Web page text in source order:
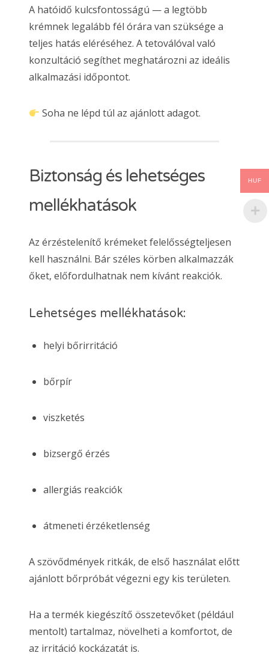
A hatóidő kulcsfontosságú — a legtöbb
krémnek legalább fél órára van szüksége a
teljes hatás eléréséhez. A tetoválóval való
konzultáció segíthet meghatározni az ideális
alkalmazási időpontot.
Soha ne lépd túl az ajánlott adagot.
Biztonság és lehetséges
mellékhatások
Az érzéstelenítő krémeket felelősségteljesen
kell használni. Bár széles körben alkalmazzák
őket, előfordulhatnak nem kívánt reakciók.
Lehetséges mellékhatások:
helyi bőrirritáció
bőrpír
viszketés
bizsergő érzés
allergiás reakciók
átmeneti érzéketlenség
A szövődmények ritkák, de első használat előtt
ajánlott bőrpróbát végezni egy kis területen.
Ha a termék kiegészítő összetevőket (például
mentolt) tartalmaz, növelheti a komfortot, de
az irritáció kockázatát is.
HUF